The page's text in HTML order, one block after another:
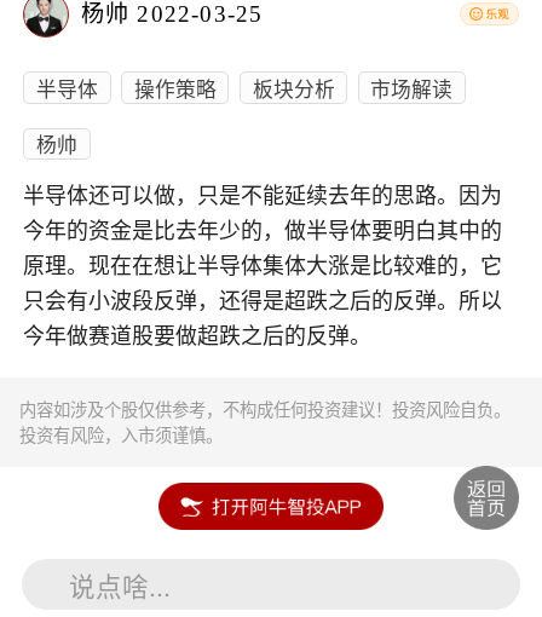
杨帅 2022-03-25
半导体 操作策略 板块分析
市场解读
杨帅
半导体还可以做，只是不能延续去年的思路。因为
今年的资金是比去年少的，做半导体要明白其中的
原理。现在在想让半导体集体大涨是比较难的，它
只会有小波段反弹，还得是超跌之后的反弹。所以
今年做赛道股要做超跌之后的反弹。
内容如涉及个股仅供参考，不构成任何投资建议！投资风险自负。
投资有风险，入市须谨慎。
说点啥...